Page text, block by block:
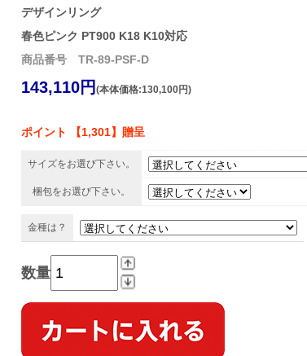
デザインリング
春色ピンク PT900 K18 K10対応
商品番号 TR-89-PSF-D
143,110円 (本体価格:130,100円)
ポイント 【1,301】贈呈
サイズをお選び下さい。
梱包をお選び下さい。
金種は？
数量